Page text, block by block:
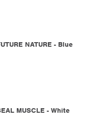
NATURE - Blue
MUSCLE - White